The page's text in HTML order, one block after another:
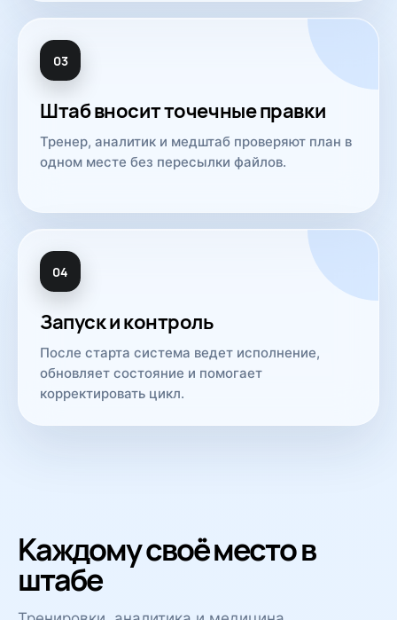
03
Штаб вносит точечные правки
Тренер, аналитик и медштаб проверяют план в
одном месте без пересылки файлов.
04
Запуск и контроль
После старта система ведет исполнение,
обновляет состояние и помогает
корректировать цикл.
Каждому своё место в
штабе